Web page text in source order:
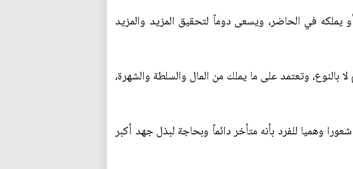
في الحاضر، ويسعى دوماً لتحقيق المزيد والمزيد
بالنوع، وتعتمد على ما يملك من المال والسلطة والشهرة،
وهميا للفرد بأنه متأخر دائماً وبحاجة لبذل جهد أكبر